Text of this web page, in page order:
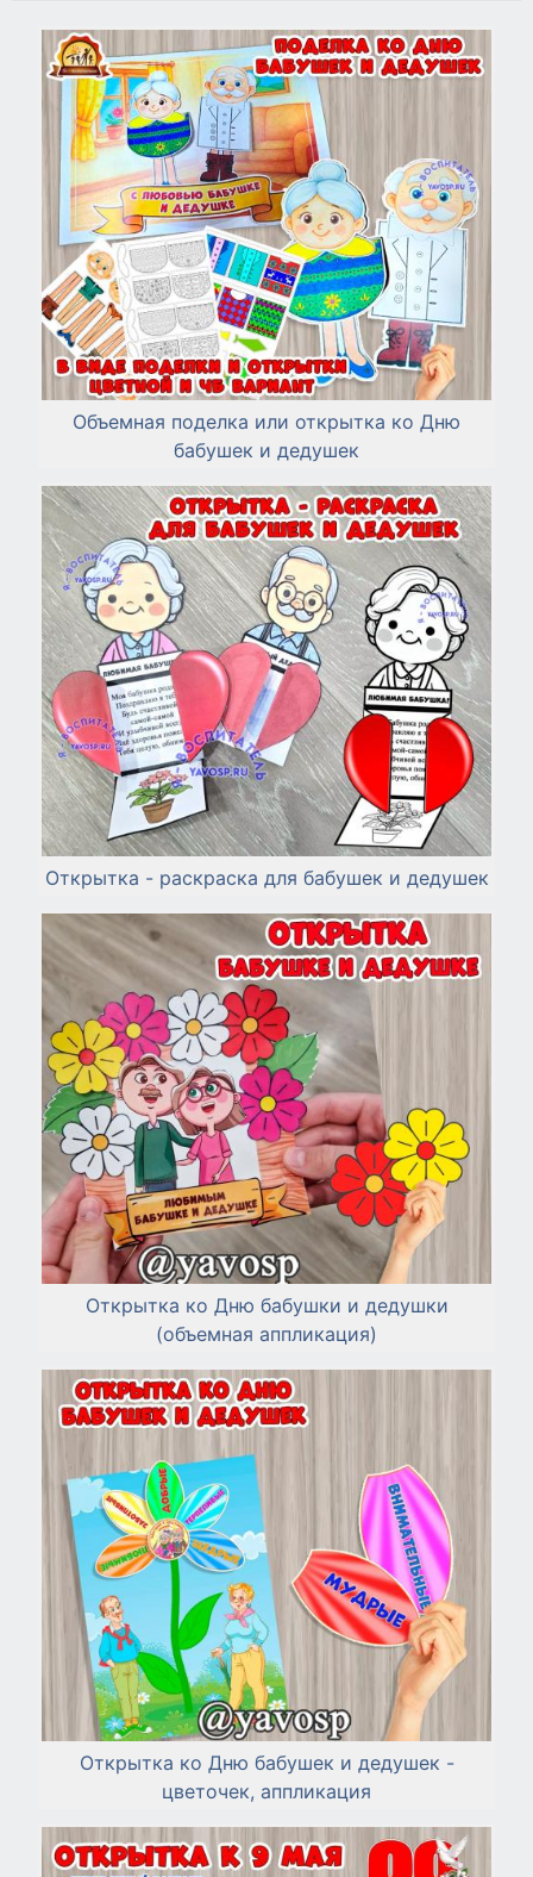
Объемная поделка или открытка ко Дню
бабушек и дедушек
Открытка - раскраска для бабушек и дедушек
Открытка ко Дню бабушки и дедушки
(объемная аппликация)
Открытка ко Дню бабушек и дедушек -
цветочек, аппликация